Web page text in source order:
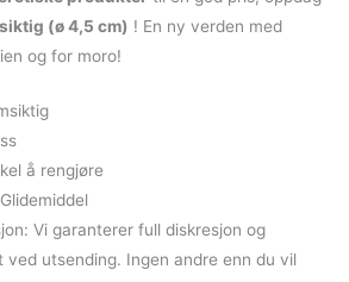
(ø 4,5 cm) ! En ny verden med
og for moro!
å rengjøre
Vi garanterer full diskresjon og
ved utsending. Ingen andre enn du vil